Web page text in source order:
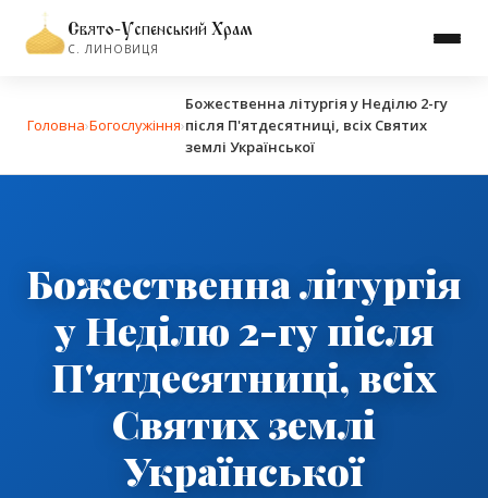
Свято-Успенський Храм
С. ЛИНОВИЦЯ
Головна›Богослужіння›
Божественна літургія у Неділю 2-гу
після П'ятдесятниці, всіх Святих
землі Української
Божественна літургія
у Неділю 2-гу після
П'ятдесятниці, всіх
Святих землі
Української